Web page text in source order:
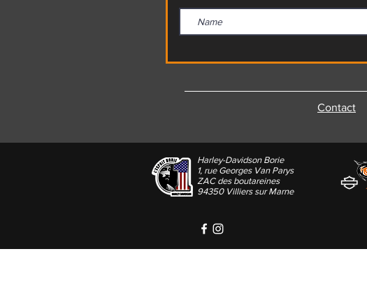
Contact
Harley-Davidson Borie
1, rue Georges Van Parys
ZAC des boutareines
94350 Villiers sur Marne